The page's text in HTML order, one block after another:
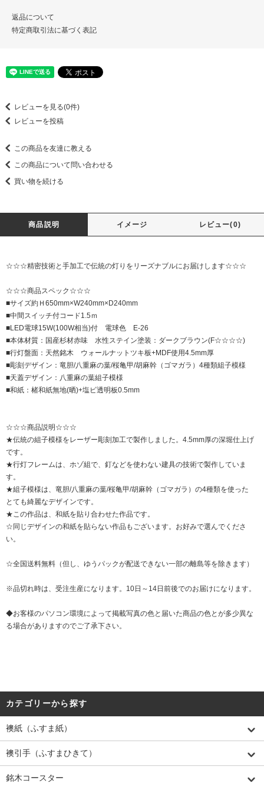
返品について
特定商取引法に基づく表記
レビューを見る(0件)
レビューを投稿
この商品を友達に教える
この商品について問い合わせる
買い物を続ける
商品説明 イメージ レビュー(0)
☆☆☆精密技術と手加工で伝統の灯りをリーズナブルにお届けします☆☆☆
☆☆☆商品スペック☆☆☆
■サイズ約Ｈ650mm×W240mm×D240mm
■中間スイッチ付コード1.5ｍ
■LED電球15W(100W相当)付 電球色 E-26
■本体材質：国産杉材赤味 水性ステイン塗装：ダークブラウン(F☆☆☆☆)
■行灯盤面：天然銘木 ウォールナットツキ板+MDF使用4.5mm厚
■彫刻デザイン：竜胆/八重麻の葉/桜亀甲/胡麻幹（ゴマガラ）4種類組子模様
■天蓋デザイン：八重麻の葉組子模様
■和紙：楮和紙無地(晒)+塩ビ透明板0.5mm
☆☆☆商品説明☆☆☆
★伝統の組子模様をレーザー彫刻加工で製作しました。4.5mm厚の深堀仕上げ
です。
★行灯フレームは、ホゾ組で、釘などを使わない建具の技術で製作していま
す。
★組子模様は、竜胆/八重麻の葉/桜亀甲/胡麻幹（ゴマガラ）の4種類を使った
とても綺麗なデザインです。
★この作品は、和紙を貼り合わせた作品です。
☆同じデザインの和紙を貼らない作品もございます。お好みで選んでくださ
い。
☆全国送料無料（但し、ゆうパックが配送できない一部の離島等を除きます）
※品切れ時は、受注生産になります。10日～14日前後でのお届けになります。
◆お客様のパソコン環境によって掲載写真の色と届いた商品の色とが多少異な
る場合がありますのでご了承下さい。
カテゴリーから探す
襖紙（ふすま紙）
襖引手（ふすまひきて）
銘木コースター